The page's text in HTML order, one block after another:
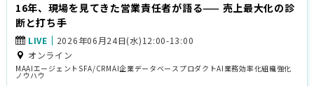
16年、現場を見てきた営業責任者が語る—— 売上最大化の診
断と打ち手
LIVE
2026年06月24日(水)12:00-13:00
オンライン
MAAIエージェント SFA/CRMAI企業データベース プロダクトAI 業務効率化組織強化
ノウハウ